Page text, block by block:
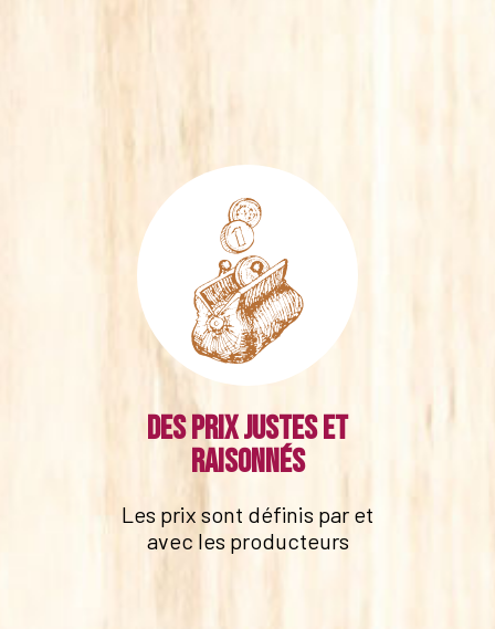
Des prix justes et
raisonnés
Les prix sont définis par et
avec les producteurs